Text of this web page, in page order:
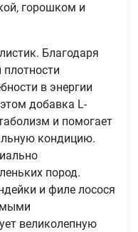
горошком и
Благодаря
в энергии
добавка L-
и помогает
кондицию.
пород.
и филе лосося
великолепную